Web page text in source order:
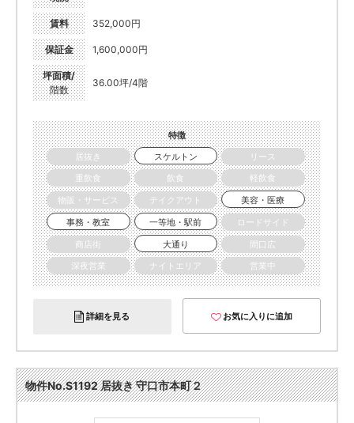
賃料 352,000円
保証金 1,600,000円
坪面積/
階数
36.00坪/4階
特徴
居抜き
スケルトン
リース
重飲食
飲食
軽飲食
物販・サービス
テイクアウト
美容・医療
事務・教室
一等地・駅前
ロードサイド
商店街
大通り
間口広
深夜営業
ナイトエリア 営業中
詳細を見る お気に入りに追加
物件No.S1192 居抜き 守口市本町２